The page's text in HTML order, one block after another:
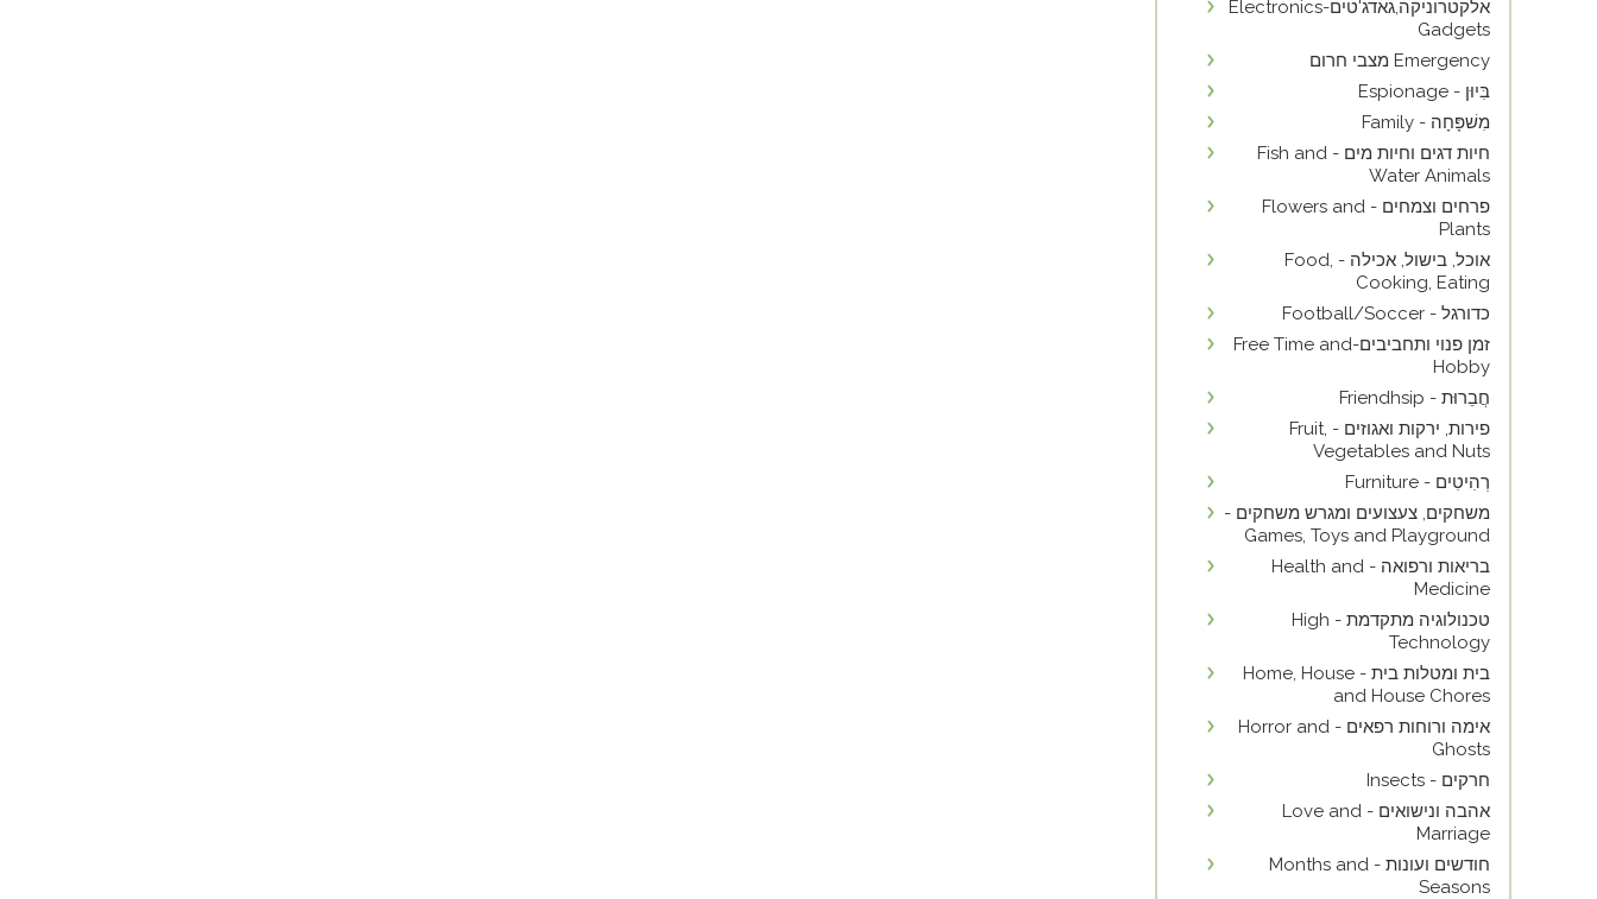
אלקטרוניקה,גאדג'טים-Electronics
Gadgets
Emergency מצבי חרום
בִּיוּן - Espionage
מִשׁפָּחָה - Family
חיות דגים וחיות מים - Fish and
Water Animals
פרחים וצמחים - Flowers and
Plants
אוכל, בישול, אכילה - Food,
Cooking, Eating
כדורגל - Football/Soccer
זמן פנוי ותחביבים-Free Time and
Hobby
חֲבֵרוּת - Friendhsip
פירות, ירקות ואגוזים - Fruit,
Vegetables and Nuts
רְהִיטִים - Furniture
משחקים, צעצועים ומגרש משחקים -
Games, Toys and Playground
בריאות ורפואה - Health and
Medicine
טכנולוגיה מתקדמת - High
Technology
בית ומטלות בית - Home, House
and House Chores
אימה ורוחות רפאים - Horror and
Ghosts
חרקים - Insects
אהבה ונישואים - Love and
Marriage
חודשים ועונות - Months and
Seasons